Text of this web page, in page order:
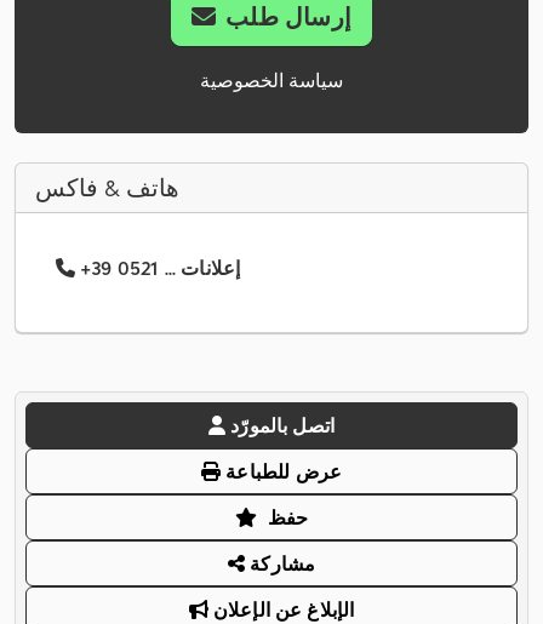
إرسال طلب
سياسة الخصوصية
هاتف & فاكس
+39 0521 ... إعلانات
اتصل بالمورّد
عرض للطباعة
حفظ
مشاركة
الإبلاغ عن الإعلان